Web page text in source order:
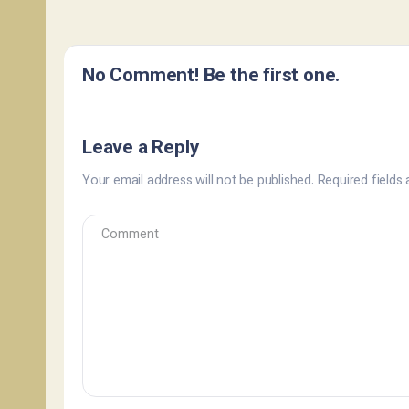
No Comment! Be the first one.
Leave a Reply
Your email address will not be published. Required